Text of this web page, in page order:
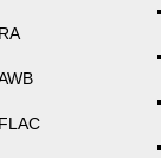
RA
FLAC